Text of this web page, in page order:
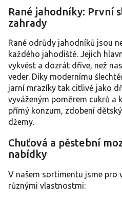
a
c
í
p
r
v
k
y
p
Rané jahodníky: První
zahrady
Rané odrůdy jahodníků jsou
každého jahodiště. Jejich
vykvést a dozrát dříve, než
veder. Díky modernímu
jarní mrazíky tak citlivě jako
vyváženým poměrem cukrů a
přímý konzum, zdobení
džemy.
Chuťová a pěstební
nabídky
V našem sortimentu jsme pro
různými vlastnostmi: